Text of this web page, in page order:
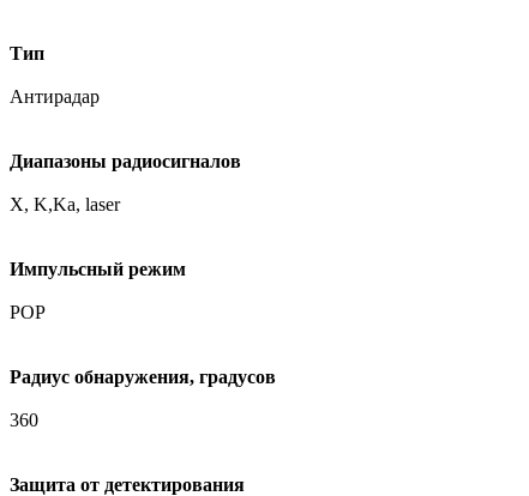
Тип
Антирадар
Диапазоны радиосигналов
X, K,Ka, laser
Импульсный режим
POP
Радиус обнаружения, градусов
360
Защита от детектирования